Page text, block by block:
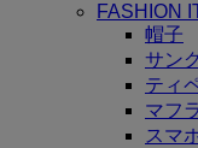
FASHION
帽子
サン
ティ
マフ
スマ